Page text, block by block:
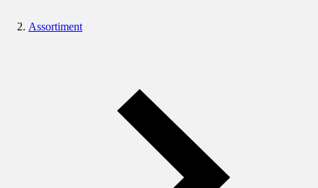
Assortiment